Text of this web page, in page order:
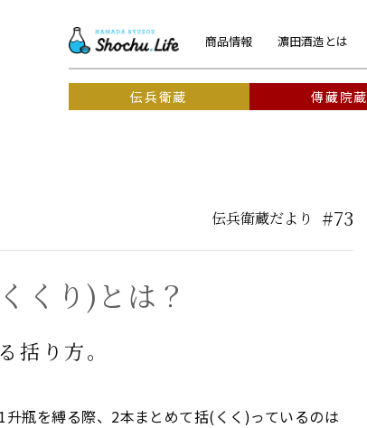
商品情報 濵田酒造とは
伝兵衛蔵 傳藏院蔵
伝兵衛蔵だより #73
くり)とは？
括り方。
瓶を縛る際、2本まとめて括(くく)っているのは